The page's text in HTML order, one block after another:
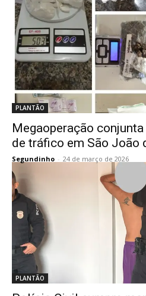
PLANTÃO
Megaoperação
de tráfico em São João
Segundinho - 24 de março de 2026
PLANTÃO